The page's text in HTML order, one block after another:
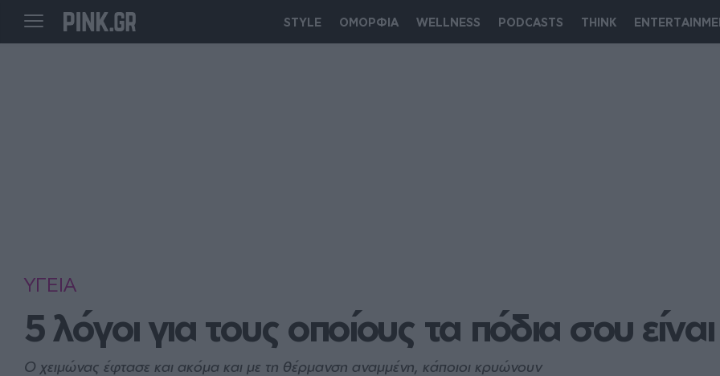
STYLE ΟΜΟΡΦΙΑ WELLNESS PODCASTS THINK
ΥΓΕΙΑ
5 λόγοι για τους οποίους τα πόδια σου
Ο χειμώνας έφτασε και ακόμα και με τη θέρμανση αναμμένη, κάποιοι κρυώνουν